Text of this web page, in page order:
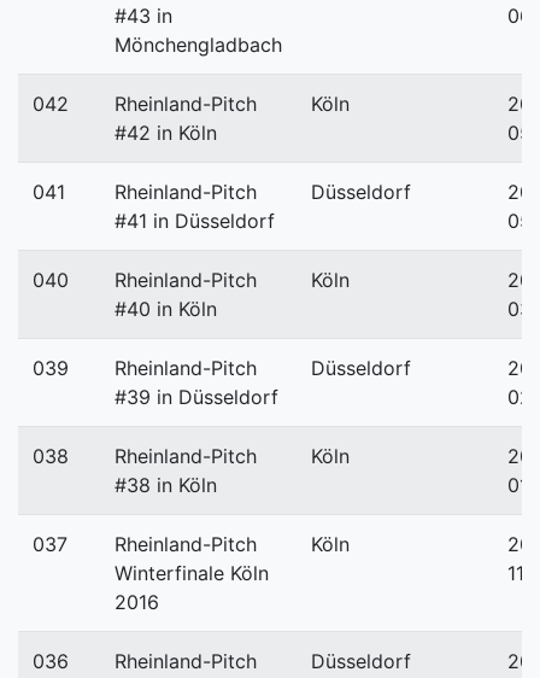
#43 in
Mönchengladbach
042
Rheinland-Pitch
#42 in Köln
Köln
041
Rheinland-Pitch
#41 in Düsseldorf
Düsseldorf
040
Rheinland-Pitch
#40 in Köln
Köln
039
Rheinland-Pitch
#39 in Düsseldorf
Düsseldorf
038
Rheinland-Pitch
#38 in Köln
Köln
037
Rheinland-Pitch
Winterfinale Köln
2016
Köln
11-
036
Rheinland-Pitch
Düsseldorf